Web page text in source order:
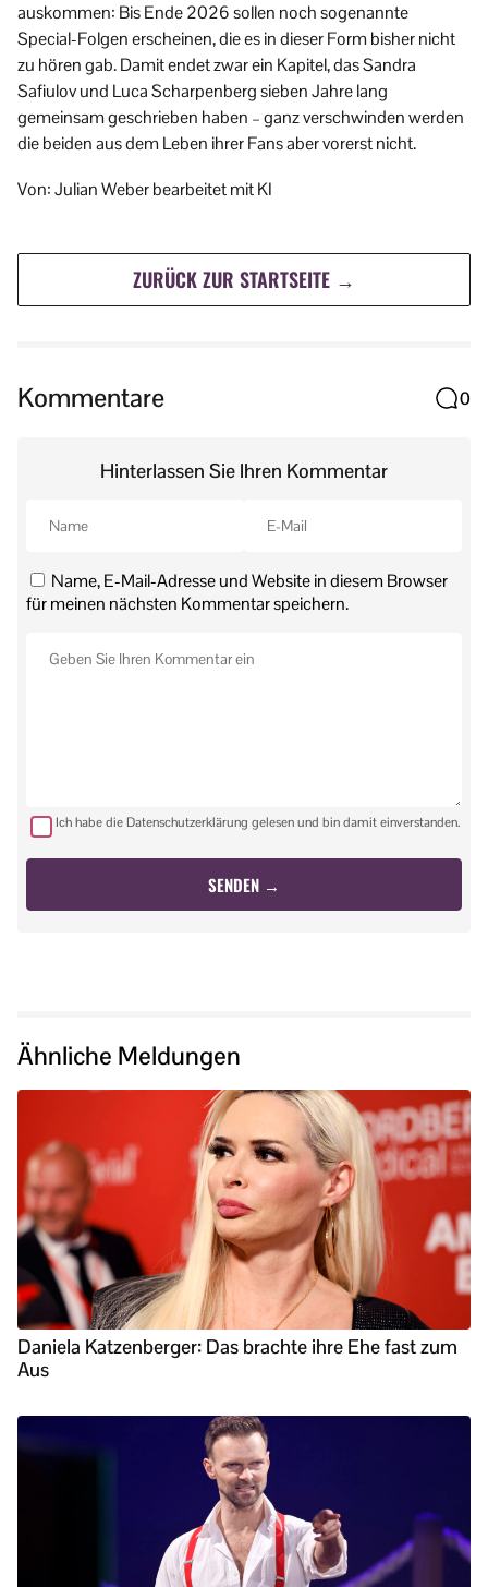
auskommen: Bis Ende 2026 sollen noch sogenannte
Special-Folgen erscheinen, die es in dieser Form bisher nicht
zu hören gab. Damit endet zwar ein Kapitel, das Sandra
Safiulov und Luca Scharpenberg sieben Jahre lang
gemeinsam geschrieben haben – ganz verschwinden werden
die beiden aus dem Leben ihrer Fans aber vorerst nicht.
Von: Julian Weber bearbeitet mit KI
ZURÜCK ZUR STARTSEITE →
Kommentare 0
Hinterlassen Sie Ihren Kommentar
Name, E-Mail-Adresse und Website in diesem Browser
für meinen nächsten Kommentar speichern.
Ich habe die Datenschutzerklärung gelesen und bin damit einverstanden.
Ähnliche Meldungen
Daniela Katzenberger: Das brachte ihre Ehe fast zum
Aus